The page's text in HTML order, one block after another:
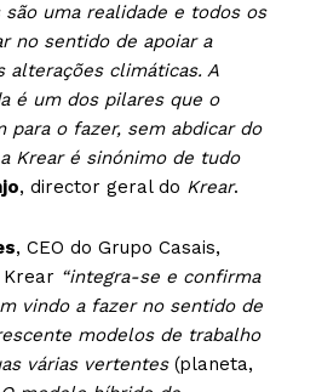
são uma realidade e todos os
no sentido de apoiar a
alterações climáticas. A
é um dos pilares que o
para o fazer, sem abdicar do
Krear é sinónimo de tudo
, director geral do Krear.
, CEO do Grupo Casais,
Krear “integra-se e confirma
vindo a fazer no sentido de
modelos de trabalho
várias vertentes(planeta,